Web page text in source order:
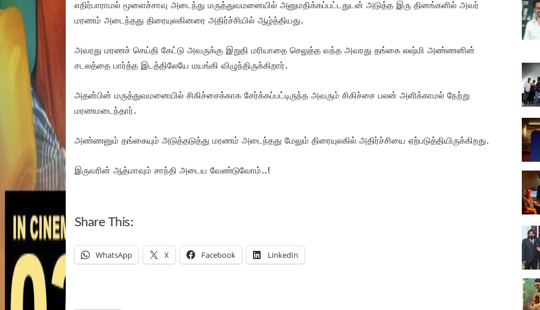
எதிர்பாராமல் மூளைச்சாவு அடைந்து மருத்துவமனையில் அனுமதிக்கப்பட்டதுடன் அடுத்த இரு தினங்களில் அவர்
மரணம் அடைந்தது திரையுலகினரை அதிர்ச்சியில் ஆழ்த்தியது.
அவரது மரணச் செய்தி கேட்டு அவருக்கு இறுதி மரியாதை செலுத்த வந்த அவரது தங்கை லஷ்மி அண்ணனின்
சடலத்தை பார்த்த இடத்திலேயே மயங்கி விழுந்திருக்கிறார்.
அதன்பின் மருத்துவமனையில் சிகிச்சைக்காக சேர்க்கப்பட்டிருந்த அவரும் சிகிச்சை பலன் அளிக்காமல் நேற்று
மரணமடைந்தார்.
அண்ணனும் தங்கையும் அடுத்தடுத்து மரணம் அடைந்தது மேலும் திரையுலகில் அதிர்ச்சியை ஏற்படுத்தியிருக்கிறது.
இருவரின் ஆத்மாவும் சாந்தி அடைய வேண்டுவோம்..!
Share This:
WhatsApp X Facebook LinkedIn